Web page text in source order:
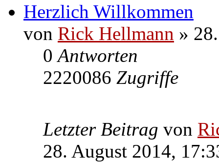
Herzlich Willkommen
von Rick Hellmann »
0Antworten
2220086 Zugriffe
Letzter Beitrag von
28. August 2014,